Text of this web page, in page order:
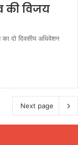
की विजय
का दो दिवसीय अधिवेशन
Next page